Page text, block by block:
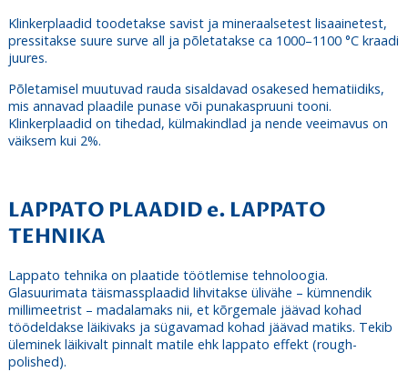
Klinkerplaadid toodetakse savist ja mineraalsetest lisaainetest,
pressitakse suure surve all ja põletatakse ca 1000–1100 °C kraadi
juures.
Põletamisel muutuvad rauda sisaldavad osakesed hematiidiks,
mis annavad plaadile punase või punakaspruuni tooni.
Klinkerplaadid on tihedad, külmakindlad ja nende veeimavus on
väiksem kui 2%.
LAPPATO PLAADID e. LAPPATO
TEHNIKA
Lappato tehnika on plaatide töötlemise tehnoloogia.
Glasuurimata täismassplaadid lihvitakse ülivähe – kümnendik
millimeetrist – madalamaks nii, et kõrgemale jäävad kohad
töödeldakse läikivaks ja sügavamad kohad jäävad matiks. Tekib
üleminek läikivalt pinnalt matile ehk lappato effekt (rough-
polished).